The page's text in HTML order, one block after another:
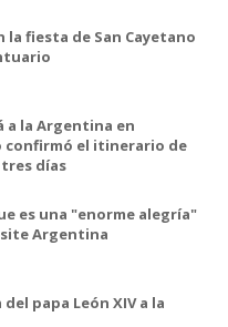
fiesta de San Cayetano
a la Argentina en
confirmó el itinerario de
días
es una "enorme alegría"
Argentina
papa León XIV a la